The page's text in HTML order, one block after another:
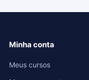
Minha conta
Meus cursos